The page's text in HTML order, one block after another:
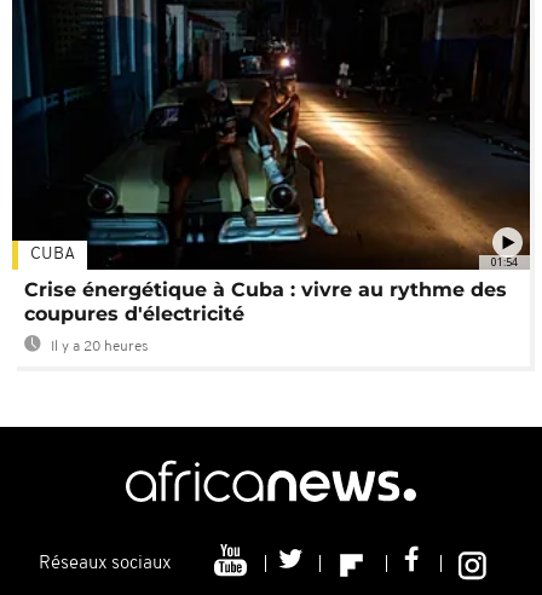
01:54
CUBA
Crise énergétique à Cuba : vivre au rythme des
coupures d'électricité
Il y a 20 heures
Réseaux sociaux